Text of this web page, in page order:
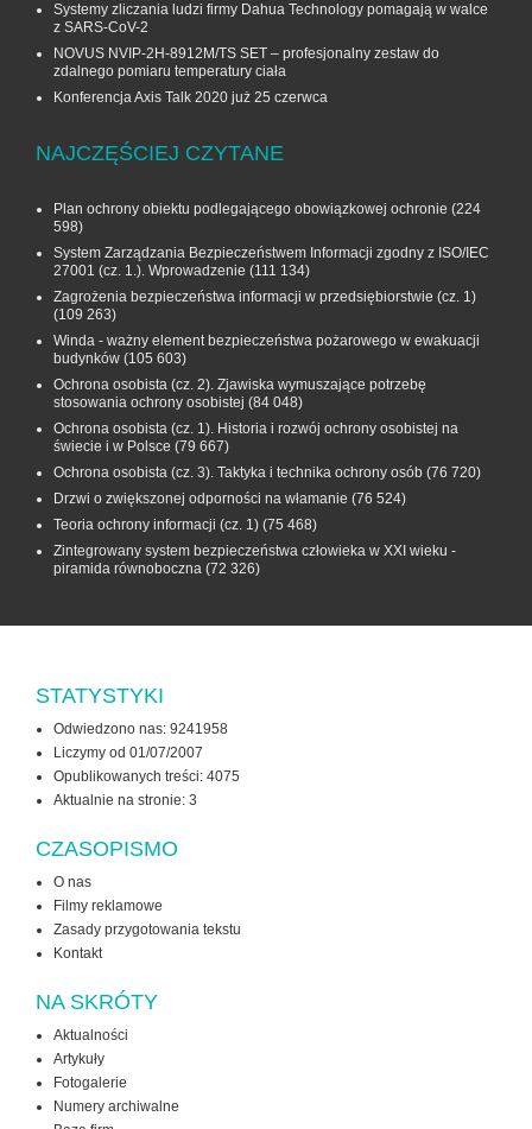
Systemy zliczania ludzi firmy Dahua Technology pomagają w walce
z SARS-CoV-2
NOVUS NVIP-2H-8912M/TS SET – profesjonalny zestaw do
zdalnego pomiaru temperatury ciała
Konferencja Axis Talk 2020 już 25 czerwca
NAJCZĘŚCIEJ CZYTANE
Plan ochrony obiektu podlegającego obowiązkowej ochronie (224
598)
System Zarządzania Bezpieczeństwem Informacji zgodny z ISO/IEC
27001 (cz. 1.). Wprowadzenie (111 134)
Zagrożenia bezpieczeństwa informacji w przedsiębiorstwie (cz. 1)
(109 263)
Winda - ważny element bezpieczeństwa pożarowego w ewakuacji
budynków (105 603)
Ochrona osobista (cz. 2). Zjawiska wymuszające potrzebę
stosowania ochrony osobistej (84 048)
Ochrona osobista (cz. 1). Historia i rozwój ochrony osobistej na
świecie i w Polsce (79 667)
Ochrona osobista (cz. 3). Taktyka i technika ochrony osób (76 720)
Drzwi o zwiększonej odporności na włamanie (76 524)
Teoria ochrony informacji (cz. 1) (75 468)
Zintegrowany system bezpieczeństwa człowieka w XXI wieku -
piramida równoboczna (72 326)
STATYSTYKI
Odwiedzono nas: 9241958
Liczymy od 01/07/2007
Opublikowanych treści: 4075
Aktualnie na stronie: 3
CZASOPISMO
O nas
Filmy reklamowe
Zasady przygotowania tekstu
Kontakt
NA SKRÓTY
Aktualności
Artykuły
Fotogalerie
Numery archiwalne